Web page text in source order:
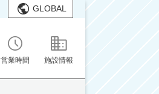
GLOBAL
営業時間 施設情報